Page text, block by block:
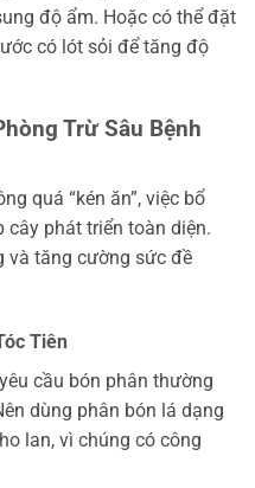
độ ẩm. Hoặc có thể đặt
có lót sỏi để tăng độ
Trừ Sâu Bệnh
quá “kén ăn”, việc bổ
phát triển toàn diện.
và tăng cường sức đề
Tiên
cầu bón phân thường
dùng phân bón lá dạng
lan, vì chúng có công